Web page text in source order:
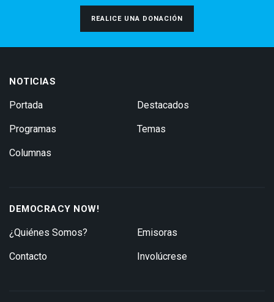
REALICE UNA DONACIÓN
NOTICIAS
Portada
Programas
Columnas
Destacados
Temas
DEMOCRACY NOW!
¿Quiénes Somos?
Contacto
Emisoras
Involúcrese